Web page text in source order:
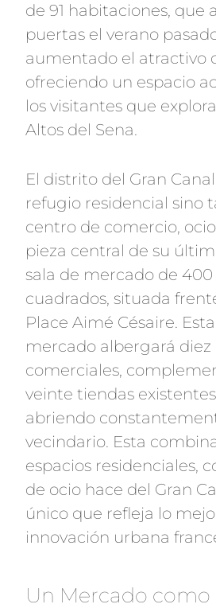
de 91 habitaciones, que
puertas el verano
aumentado el atractivo
ofreciendo un espacio
los visitantes que
Altos del Sena.
El distrito del Gran
refugio residencial sino
centro de comercio,
pieza central de su
sala de mercado de
cuadrados, situada
Place Aimé Césaire.
mercado albergará diez
comerciales,
veinte tiendas
abriendo
vecindario. Esta
espacios residenciales,
de ocio hace del Gran
único que refleja lo
innovación urbana
Un Mercado